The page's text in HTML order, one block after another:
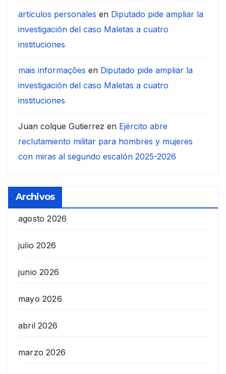
artículos personales en Diputado pide ampliar la
investigación del caso Maletas a cuatro
instituciones
mais informações en Diputado pide ampliar la
investigación del caso Maletas a cuatro
instituciones
Juan colque Gutierrez en Ejército abre
reclutamiento militar para hombres y mujeres
con miras al segundo escalón 2025-2026
Archivos
agosto 2026
julio 2026
junio 2026
mayo 2026
abril 2026
marzo 2026